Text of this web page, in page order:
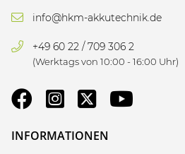
info@hkm-akkutechnik.de
+49 60 22 / 709 306 2
(Werktags von 10:00 - 16:00 Uhr)
INFORMATIONEN